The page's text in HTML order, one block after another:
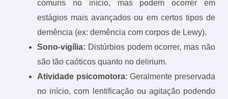
comuns no início, mas podem ocorrer em
estágios mais avançados ou em certos tipos de
demência (ex: demência com corpos de Lewy).
Sono-vigília: Distúrbios podem ocorrer, mas não
são tão caóticos quanto no delirium.
Atividade psicomotora: Geralmente preservada
no início, com lentificação ou agitação podendo